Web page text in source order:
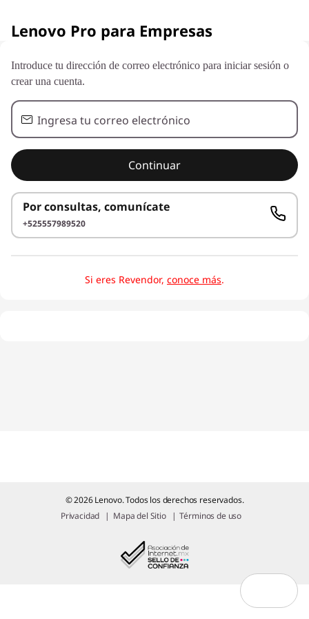
e
n
o
v
o
P
Lenovo Pro para Empresas
Introduce tu dirección de correo electrónico para iniciar sesión o
crear una cuenta.
Ingresa tu correo electrónico
Continuar
Por consultas, comunícate
+525557989520
Si eres Revendor, conoce más.
© 2026 Lenovo. Todos los derechos reservados.
Privacidad
Mapa del Sitio Términos de uso